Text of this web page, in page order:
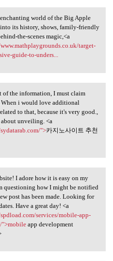
enchanting world
world of the Big Apple
its history, shows, family-friendly
the-scenes magic,<a
target-
guide-to-unders...
of the
of the information, I must claim
i would love additional
to that, because it's very good.,
unveiling. <a
">카지노사이트 추천
I adore
I adore how it is easy on my
questioning how I might be notified
post has been made. Looking for
Have a great day! <a
services/mobile-app-
">mobileapp development